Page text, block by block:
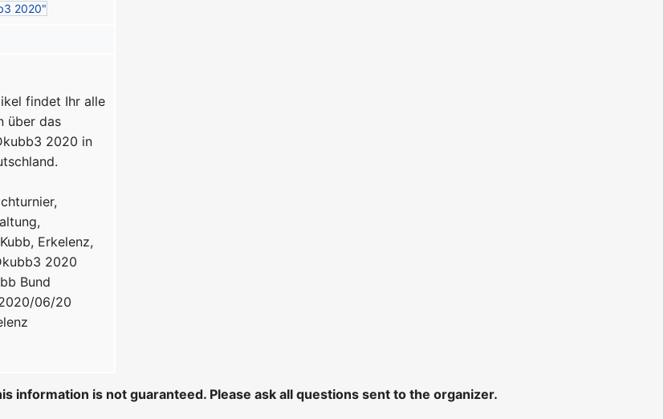
2020"
findet Ihr alle
über das
2020 in
Erkelenz,
2020
Bund
06/20
information is not guaranteed. Please ask all questions sent to the organizer.